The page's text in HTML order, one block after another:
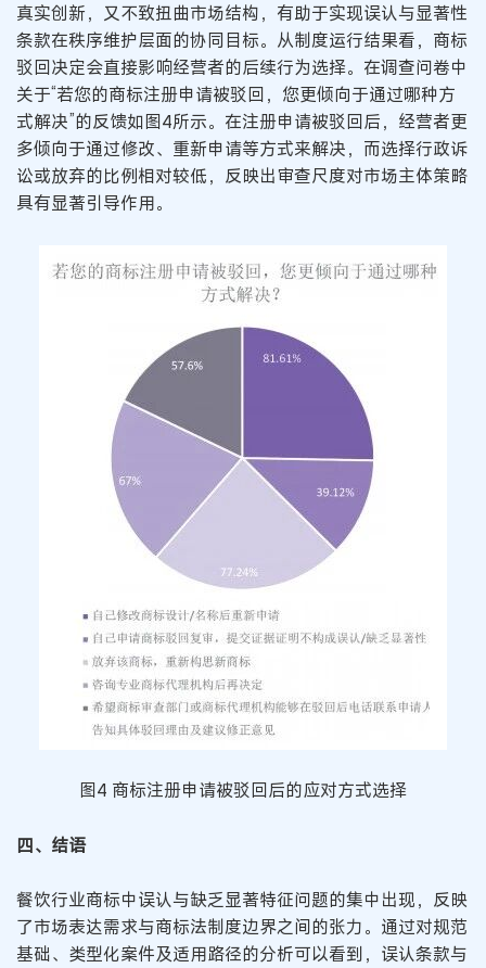
真实创新，又不致扭曲市场结构，有助于实现误认与显著性
条款在秩序维护层面的协同目标。从制度运行结果看，商标
驳回决定会直接影响经营者的后续行为选择。在调查问卷中
关于“若您的商标注册申请被驳回，您更倾向于通过哪种方
式解决”的反馈如图4所示。在注册申请被驳回后，经营者更
多倾向于通过修改、重新申请等方式来解决，而选择行政诉
讼或放弃的比例相对较低，反映出审查尺度对市场主体策略
具有显著引导作用。
图4 商标注册申请被驳回后的应对方式选择
四、结语
餐饮行业商标中误认与缺乏显著特征问题的集中出现，反映
了市场表达需求与商标法制度边界之间的张力。通过对规范
基础、类型化案件及适用路径的分析可以看到，误认条款与